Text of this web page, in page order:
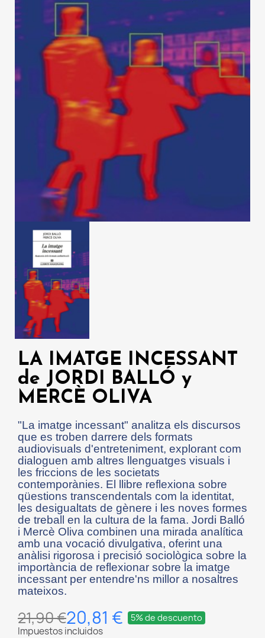
LA IMATGE INCESSANT
de JORDI BALLÓ y
MERCÈ OLIVA
"La imatge incessant" analitza els discursos
que es troben darrere dels formats
audiovisuals d'entreteniment, explorant com
dialoguen amb altres llenguatges visuals i
les friccions de les societats
contemporànies. El llibre reflexiona sobre
qüestions transcendentals com la identitat,
les desigualtats de gènere i les noves formes
de treball en la cultura de la fama. Jordi Balló
i Mercè Oliva combinen una mirada analítica
amb una vocació divulgativa, oferint una
anàlisi rigorosa i precisió sociològica sobre la
importància de reflexionar sobre la imatge
incessant per entendre'ns millor a nosaltres
mateixos.
21,90 €20,81 € 5% de descuento
Impuestos incluidos